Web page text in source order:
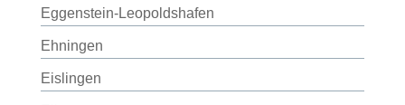
Eggenstein-Leopoldshafen
Ehningen
Eislingen